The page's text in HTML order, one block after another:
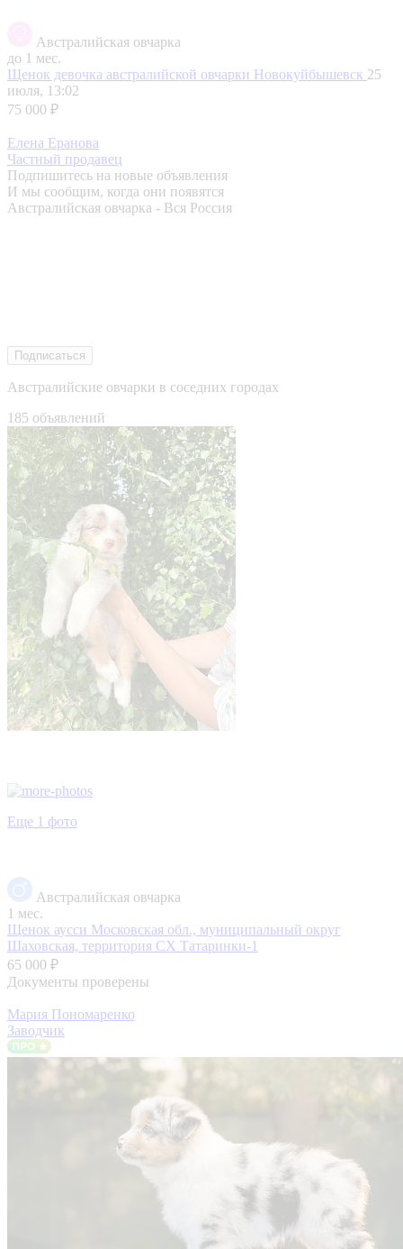
Австралийская овчарка
до 1 мес.
Щенок девочка австралийской овчарки Новокуйбышевск 25
июля, 13:02
75 000 ₽
Елена Еранова
Частный продавец
Подпишитесь на новые объявления
И мы сообщим, когда они появятся
Австралийская овчарка - Вся Россия
Подписаться
Австралийские овчарки в соседних городах
185 объявлений
Еще 1 фото
Австралийская овчарка
1 мес.
Щенок аусси Московская обл., муниципальный округ
Шаховская, территория СХ Татаринки-1
65 000 ₽
Документы проверены
Мария Пономаренко
Заводчик